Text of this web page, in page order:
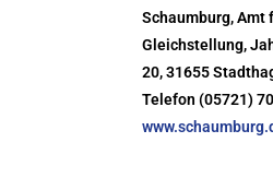
Schaumburg, Amt
Gleichstellung,
20, 31655
Telefon (05721)